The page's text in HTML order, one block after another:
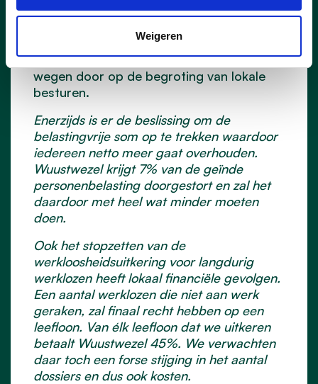
Weigeren
financiële oefening. De keuzes die de
federale en Vlaamse overheden maken
wegen door op de begroting van lokale
besturen.
Enerzijds is er de beslissing om de
belastingvrije som op te trekken waardoor
iedereen netto meer gaat overhouden.
Wuustwezel krijgt 7% van de geïnde
personenbelasting doorgestort en zal het
daardoor met heel wat minder moeten
doen.
Ook het stopzetten van de
werkloosheidsuitkering voor langdurig
werklozen heeft lokaal financiële gevolgen.
Een aantal werklozen die niet aan werk
geraken, zal finaal recht hebben op een
leefloon. Van élk leefloon dat we uitkeren
betaalt Wuustwezel 45%. We verwachten
daar toch een forse stijging in het aantal
dossiers en dus ook kosten.